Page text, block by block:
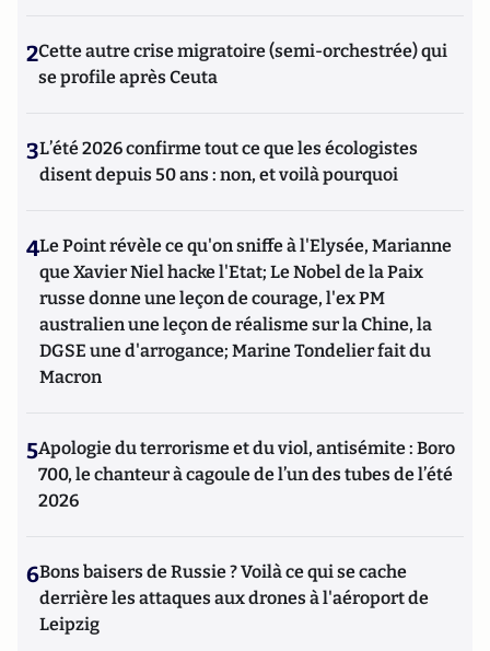
2Cette autre crise migratoire (semi-orchestrée) qui
se profile après Ceuta
3L’été 2026 confirme tout ce que les écologistes
disent depuis 50 ans : non, et voilà pourquoi
4Le Point révèle ce qu'on sniffe à l'Elysée, Marianne
que Xavier Niel hacke l'Etat; Le Nobel de la Paix
russe donne une leçon de courage, l'ex PM
australien une leçon de réalisme sur la Chine, la
DGSE une d'arrogance; Marine Tondelier fait du
Macron
5Apologie du terrorisme et du viol, antisémite : Boro
700, le chanteur à cagoule de l’un des tubes de l’été
2026
6Bons baisers de Russie ? Voilà ce qui se cache
derrière les attaques aux drones à l'aéroport de
Leipzig